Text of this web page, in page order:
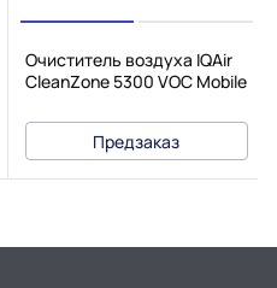
Очиститель воздуха IQAir
CleanZone 5300 VOC Mobile
Предзаказ